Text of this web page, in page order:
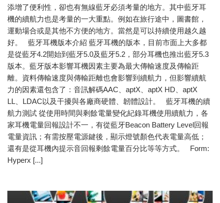
添增了便利性，卻也有無線藍牙必須考量的地方。其中藍牙耳
機的續航力也是考量的一大重點。例如在旅行途中，圖書館，
運動場合或是其他不方便的地方。當然是可以持續使用越久越
好。 藍牙耳機版本介紹 藍牙耳機的版本，目前市面上大多都
是從藍牙4.2開始到藍牙5.0及藍牙5.2，部分耳機也推出藍牙5.3
版本。藍牙版本影響耳機因素主要為最大傳輸速度及傳輸距
離。資料傳輸速度與傳輸距離也會影響到續航力，但影響續航
力的因素還包含了：音訊解碼AAC、aptX、aptX HD、aptX
LL、LDAC以及干擾與各廠商硬體、韌體設計。 藍牙耳機的續
航力測試 從使用時間與剩餘電量變化紀錄耳機使用續航力，各
家耳機電量回報設計不一，有從藍牙Beacon Battery Level回報
電量資訊；有需按壓電源鍵後，顯示燈號顏色代表電量高低；
還有是從耳機內提示音回報剩餘電量百分比等等方式。 Form:
Hyperx [...]